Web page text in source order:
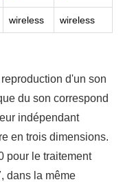
wireless wireless
d'un son
du son correspond
indépendant
en trois dimensions.
pour le traitement
dans la même